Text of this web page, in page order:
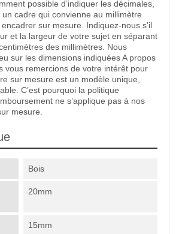
possible d’indiquer les décimales,
cadre qui convienne au millimètre
sur mesure. Indiquez-nous s’il
et la largeur de votre sujet en séparant
des millimètres. Nous
sur les dimensions indiquées A propos
vous remercions de votre intérêt pour
sur mesure est un modèle unique,
C’est pourquoi la politique
ne s’applique pas à nos
mesure.
Bois
20mm
15mm